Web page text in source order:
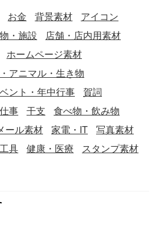
お金 背景素材
アイコン
・施設
店舗・店内用素材
ホームページ素材
アニマル・生き物
ント・年中行事
賀詞
事 干支
食べ物・飲み物
ール素材 家電・IT
写真素材
具 健康・医療
スタンプ素材